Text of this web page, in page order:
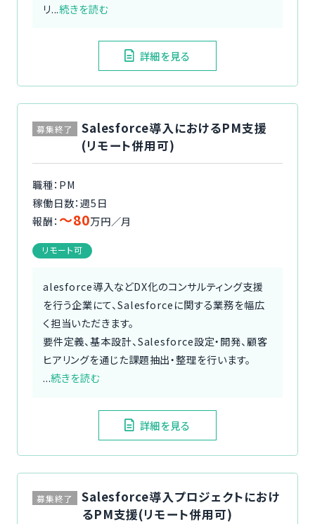
リ...続きを読む
詳細を見る
募集終了
Salesforce導入におけるPM支援
(リモート併用可)
職種：PM
稼働日数：週5日
報酬： 〜80万円／月
リモート可
alesforce導入などDX化のコンサルティング支援
を行う企業にて、Salesforceに関する業務を幅広
く担当いただきます。
要件定義、基本設計、Salesforce設定・開発、顧客
ヒアリングを通じた課題抽出・整理を行います。
...続きを読む
詳細を見る
募集終了
Salesforce導入プロジェクトにおけ
るPM支援(リモート併用可)